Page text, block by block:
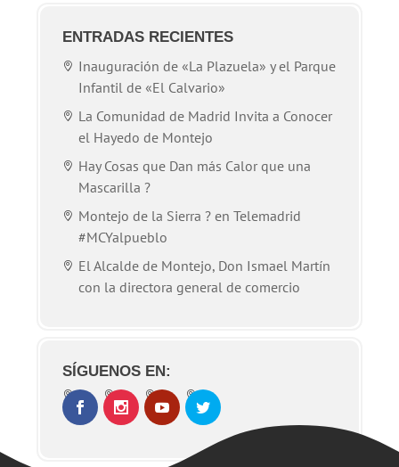
ENTRADAS RECIENTES
Inauguración de «La Plazuela» y el Parque
Infantil de «El Calvario»
La Comunidad de Madrid Invita a Conocer
el Hayedo de Montejo
Hay Cosas que Dan más Calor que una
Mascarilla ?
Montejo de la Sierra ? en Telemadrid
#MCYalpueblo
El Alcalde de Montejo, Don Ismael Martín
con la directora general de comercio
SÍGUENOS EN: